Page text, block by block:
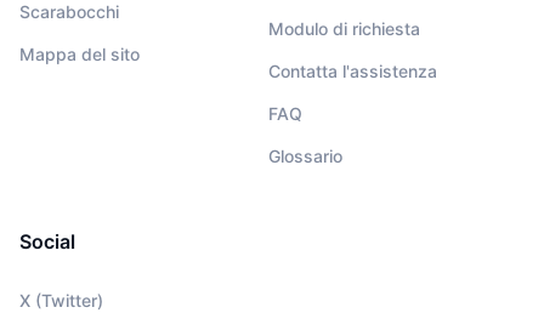
Scarabocchi
Mappa del sito
Modulo di richiesta
Contatta l'assistenza
FAQ
Glossario
Social
X (Twitter)